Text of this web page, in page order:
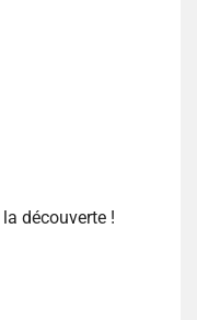
découverte !